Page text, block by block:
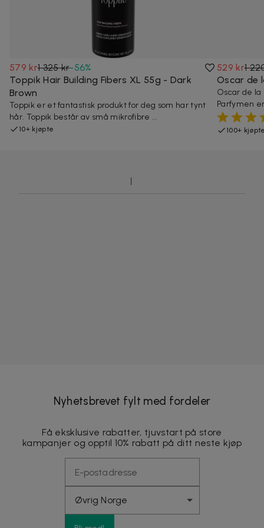
579 kr1 325 kr-56%
Toppik Hair Building Fibers XL 55g - Dark
Brown
Toppik er et fantastisk produkt for deg som har tynt
hår. Toppik består av små mikrofibre ...
10+ kjøpte
529 kr1
Oscar de
Oscar de la
Parfymen
100+
Nyhetsbrevet fylt med fordeler
Få eksklusive rabatter, tjuvstart på store
kampanjer og opptil 10% rabatt på ditt neste kjøp